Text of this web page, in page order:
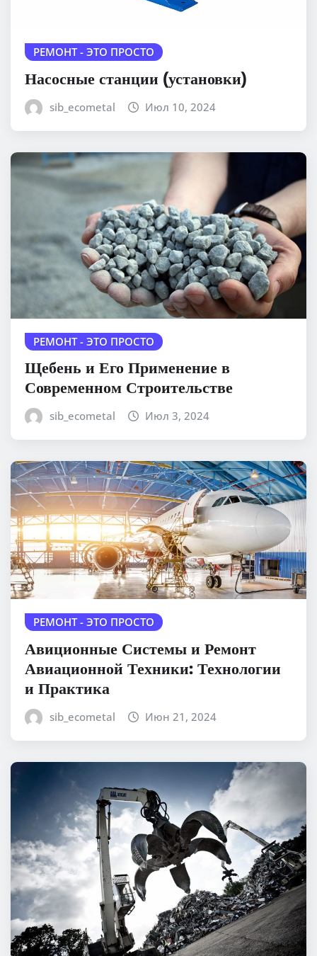
РЕМОНТ - ЭТО ПРОСТО
Насосные станции (установки)
sib_ecometal Июл 10, 2024
РЕМОНТ - ЭТО ПРОСТО
Щебень и Его Применение в
Современном Строительстве
sib_ecometal Июл 3, 2024
РЕМОНТ - ЭТО ПРОСТО
Авиционные Системы и Ремонт
Авиационной Техники: Технологии
и Практика
sib_ecometal Июн 21, 2024